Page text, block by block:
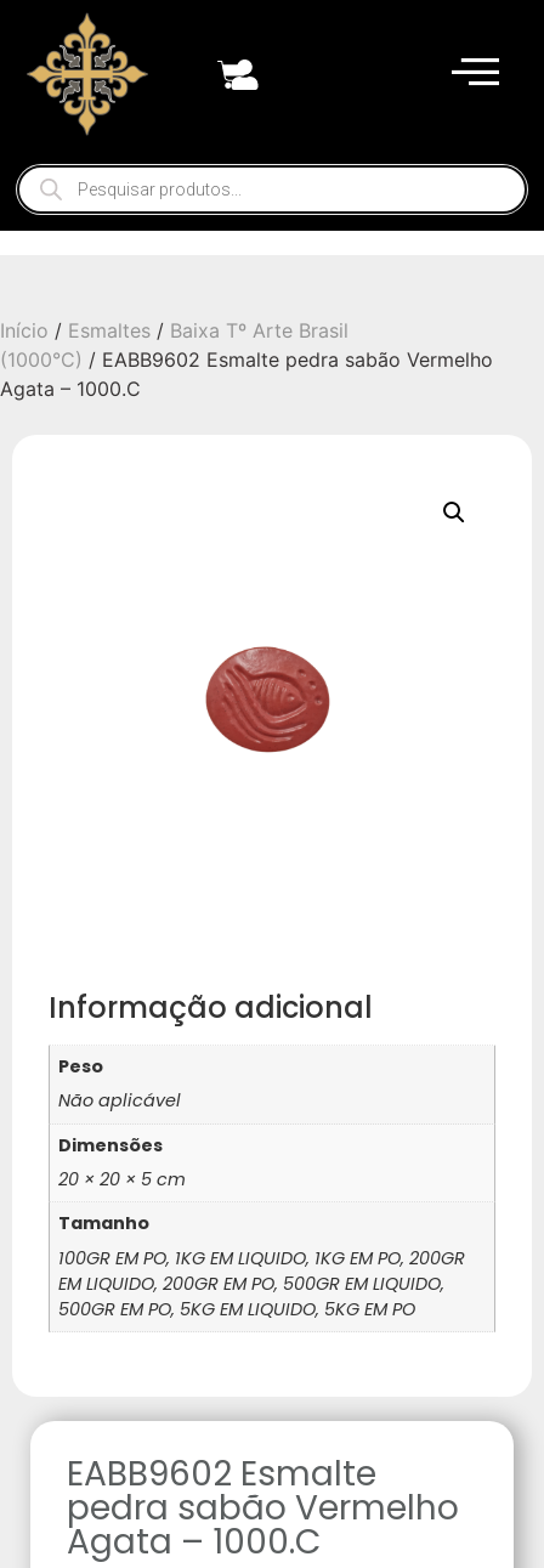
Início / Esmaltes / Baixa Tº Arte Brasil
(1000°C) / EABB9602 Esmalte pedra sabão Vermelho
Agata – 1000.C
Informação adicional
Peso
Não aplicável
Dimensões
20 × 20 × 5 cm
Tamanho
100GR EM PO, 1KG EM LIQUIDO, 1KG EM PO, 200GR
EM LIQUIDO, 200GR EM PO, 500GR EM LIQUIDO,
500GR EM PO, 5KG EM LIQUIDO, 5KG EM PO
EABB9602 Esmalte
pedra sabão Vermelho
Agata – 1000.C